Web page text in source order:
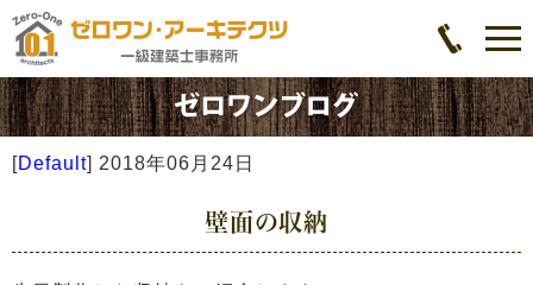
[Default] 2018年06月24日
壁面の収納